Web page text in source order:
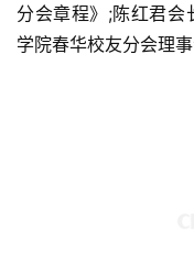
分会章程》;陈红君会
学院春华校友分会理